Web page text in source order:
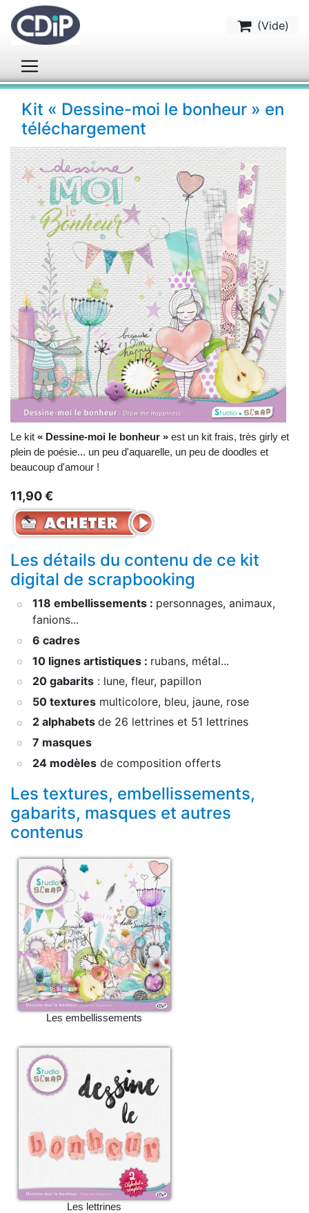
(Vide)
Kit « Dessine-moi le bonheur » en
téléchargement
Le kit « Dessine-moi le bonheur » est un kit frais, très girly et
plein de poésie... un peu d'aquarelle, un peu de doodles et
beaucoup d'amour !
11,90 €
Les détails du contenu de ce kit
digital de scrapbooking
118 embellissements : personnages, animaux,
fanions...
6 cadres
10 lignes artistiques : rubans, métal...
20 gabarits : lune, fleur, papillon
50 textures multicolore, bleu, jaune, rose
2 alphabets de 26 lettrines et 51 lettrines
7 masques
24 modèles de composition offerts
Les textures, embellissements,
gabarits, masques et autres
contenus
Les embellissements
Les lettrines